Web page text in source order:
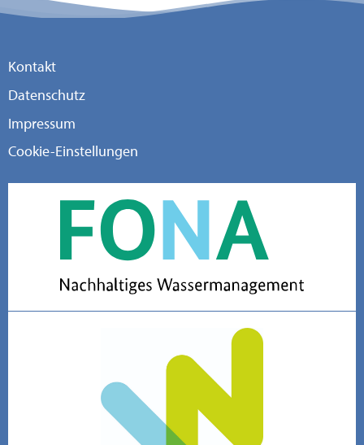
Kontakt
Datenschutz
Impressum
Cookie-Einstellungen